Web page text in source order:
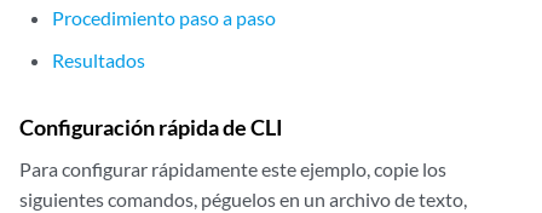
                dh-group group2;
            }
                pre-shared-key ascii-text "$ABC123"; ## SECRET-DATA
        }
Procedimiento paso a paso
Resultados
Configuración rápida de CLI
Para configurar rápidamente este ejemplo, copie los
siguientes comandos, péguelos en un archivo de texto,